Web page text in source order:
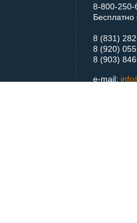
8-800-250-
Бесплатно
8 (831)
8 (920)
8 (903)
e-mail: